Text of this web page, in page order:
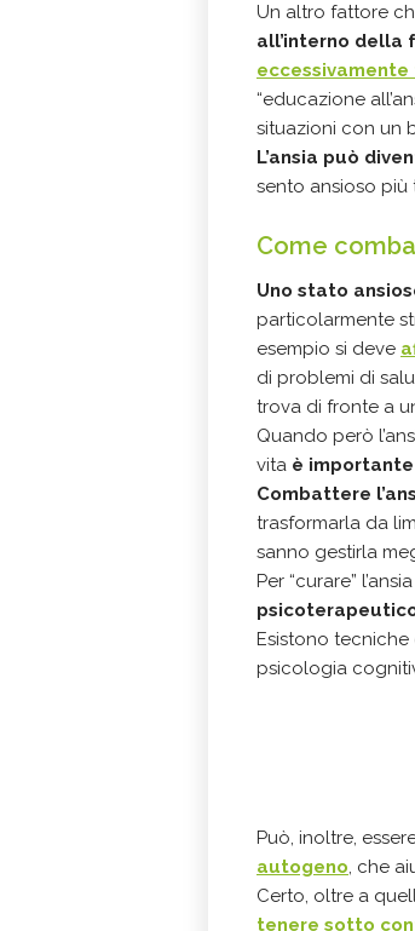
Un altro fattore
all’interno della
“educazione
situazioni con un
L’ansia può
sento ansioso più
Come
Uno stato
particolarmente
esempio si deve
di problemi di
trova di fronte a
Quando però
vita è
Combattere
trasformarla da
sanno gestirla
Per “curare” l’ansia
Esistono tecniche
psicologia
Può, inoltre,
autogeno, che
Certo, oltre a
tenere sotto